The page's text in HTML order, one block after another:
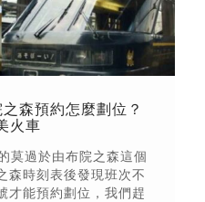
森預約怎麼劃位？
火車
莫過於由布院之森這個
森時刻表後發現班次不
才能預約劃位，我們趕